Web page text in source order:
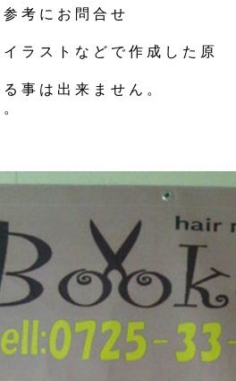
考にお問合せ
ラストなどで作成した原
事は出来ません。